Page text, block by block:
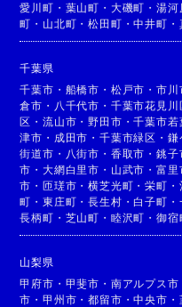
愛川町 ・ 葉山町 ・ 大磯町 ・湯河
町 ・ 山北町 ・松田町 ・中井町 ・
千葉県
千葉市 ・ 船橋市 ・ 松戸市 ・市川
倉市 ・ 八千代市 ・ 千葉市花見川
区 ・流山市 ・野田市 ・千葉市若
津市 ・ 成田市 ・千葉市緑区 ・ 鎌
街道市 ・ 八街市 ・ 香取市 ・銚子
市 ・大網白里市 ・ 山武市 ・富里
市 ・匝瑳市 ・横芝光町 ・栄町 ・
町 ・東庄町 ・長生村 ・ 白子町 ・
長柄町 ・ 芝山町 ・ 睦沢町 ・御宿
山梨県
甲府市 ・ 甲斐市 ・ 南アルプス市
市 ・甲州市 ・都留市 ・中央市 ・